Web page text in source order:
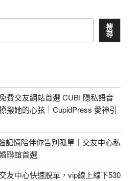
搜
尋
費交友網站首選 CUBI 隱私語音
撥她的心弦｜CupidPress 愛神引
記憶陪伴你告別孤單｜交友中心私
聯誼首選
友中心快速脫單，vip線上線下530